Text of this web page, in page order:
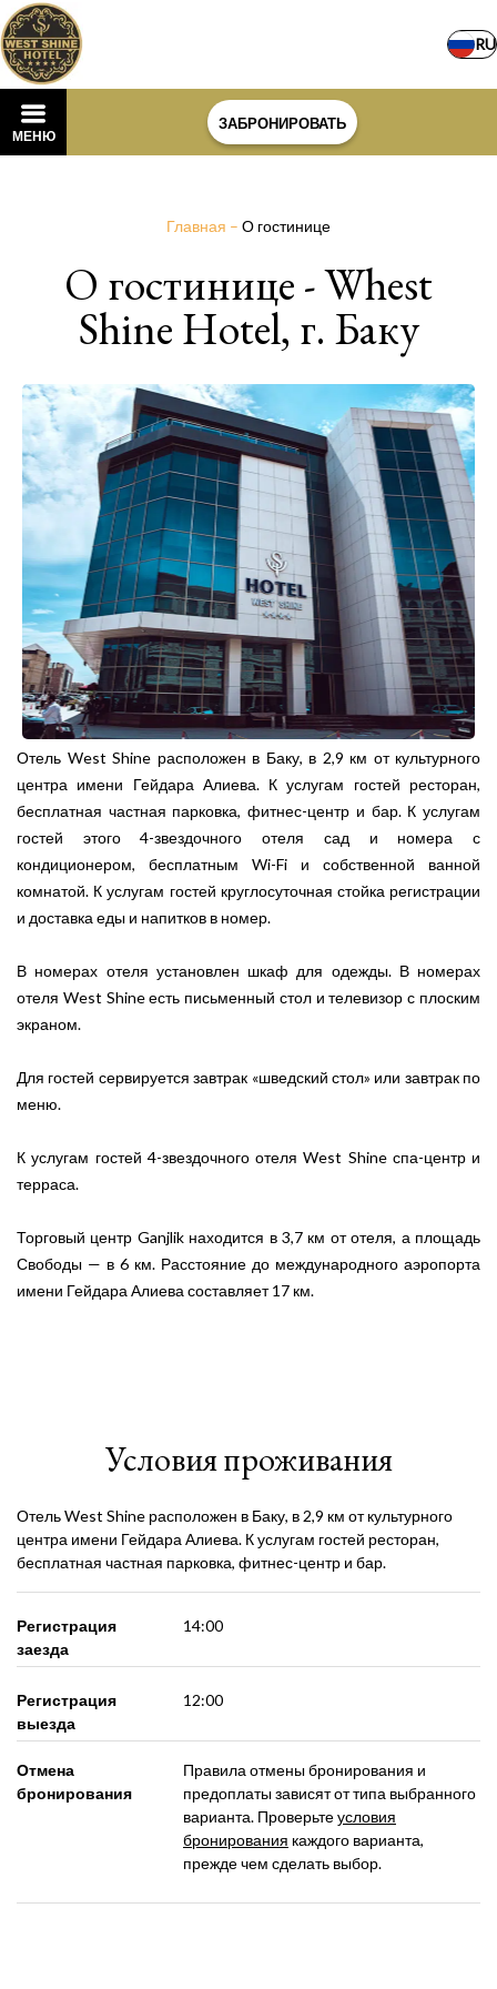
RU
МЕНЮ
ЗАБРОНИРОВАТЬ
Главная – О гостинице
О гостинице - Whest
Shine Hotel, г. Баку
Отель West Shine расположен в Баку, в 2,9 км от культурного
центра имени Гейдара Алиева. К услугам гостей ресторан,
бесплатная частная парковка, фитнес-центр и бар. К услугам
гостей этого 4-звездочного отеля сад и номера с
кондиционером, бесплатным Wi-Fi и собственной ванной
комнатой. К услугам гостей круглосуточная стойка регистрации
и доставка еды и напитков в номер.
В номерах отеля установлен шкаф для одежды. В номерах
отеля West Shine есть письменный стол и телевизор с плоским
экраном.
Для гостей сервируется завтрак «шведский стол» или завтрак по
меню.
К услугам гостей 4-звездочного отеля West Shine спа-центр и
терраса.
Торговый центр Ganjlik находится в 3,7 км от отеля, а площадь
Свободы — в 6 км. Расстояние до международного аэропорта
имени Гейдара Алиева составляет 17 км.
Условия проживания
Отель West Shine расположен в Баку, в 2,9 км от культурного
центра имени Гейдара Алиева. К услугам гостей ресторан,
бесплатная частная парковка, фитнес-центр и бар.
Регистрация
заезда
14:00
Регистрация
выезда
12:00
Отмена
бронирования
Правила отмены бронирования и
предоплаты зависят от типа выбранного
варианта. Проверьтеусловия
бронирования каждого варианта,
прежде чем сделать выбор.